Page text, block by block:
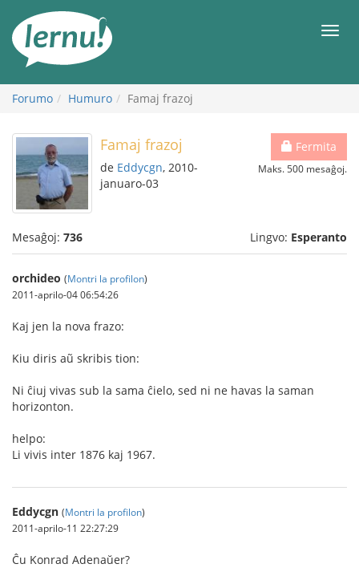
enhavo
Forumo Humuro Famaj frazoj
Fermita
Maks. 500 mesaĝoj.
Famaj frazoj
de Eddycgn, 2010-
januaro-03
Mesaĝoj: 736 Lingvo: Esperanto
orchideo (Montri la profilon)
2011-aprilo-04 06:54:26
Kaj jen la nova frazo:
Kiu diris aũ skribis tion:
Ni ĉiuj vivas sub la sama ĉielo, sed ni ne havas la saman
horizonton.
helpo:
Li vivis inter 1876 kaj 1967.
Eddycgn (Montri la profilon)
2011-aprilo-11 22:27:29
Ĉu Konrad Adenaŭer?